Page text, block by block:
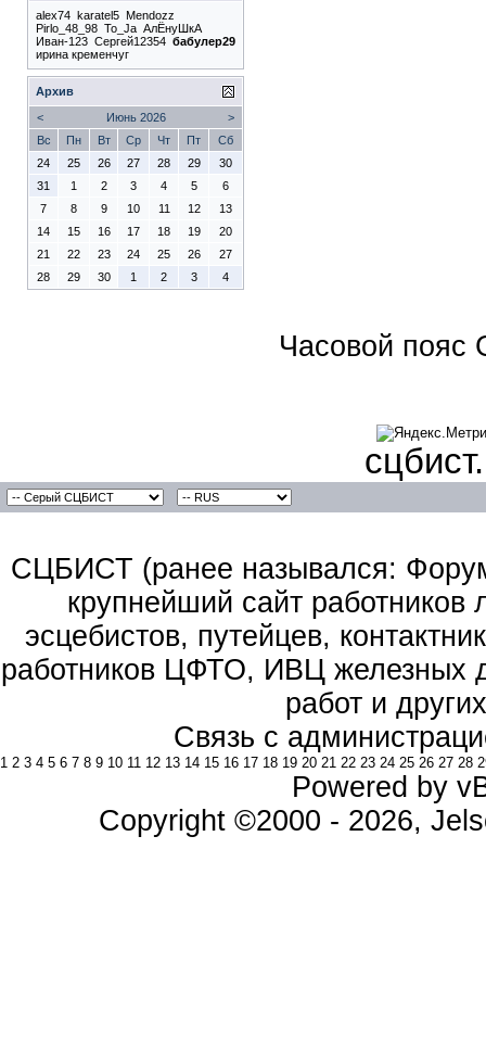
alex74 karatel5 Mendozz
Pirlo_48_98 To_Ja АлËнуШкА
Иван-123 Сергей12354 бабулер29
ирина кременчуг
Архив
<
>
Июнь 2026
Вс
Пн Вт Ср Чт Пт
Сб
24
25 26 27 28 29
30
31
1 2 3 4 5
6
7
8 9 10 11 12
13
14
15 16 17 18 19
20
21
22 23 24 25 26
27
28
29 30 1 2 3 4
Часовой пояс
СЦБИСТ (ранее назывался:
крупнейший сайт работников
эсцебистов, путейцев,
работников ЦФТО, ИВЦ железных
работ и
Связь с
1 2 3 4 5 6 7 8 9 10 11 12 13 14 15 16 17 18 19 20 21 22 23 24 25 26 27 28
Powered by
Copyright ©2000 - 2026,